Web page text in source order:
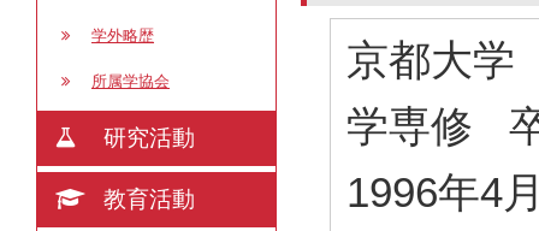
学外略歴
所属学協会
研究活動
教育活動
京都大
学専修
1996年4